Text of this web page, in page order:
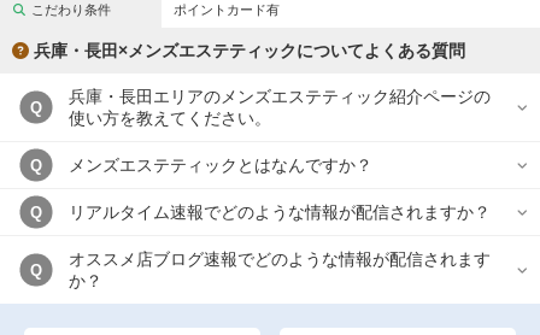
こだわり条件 ポイントカード有
兵庫・長田×メンズエステティックについてよくある質問
Q
兵庫・長田エリアのメンズエステティック紹介ページの
使い方を教えてください。
Q メンズエステティックとはなんですか？
Q リアルタイム速報でどのような情報が配信されますか？
Q
オススメ店ブログ速報でどのような情報が配信されます
か？